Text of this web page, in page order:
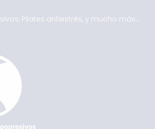
Pilates antiestrés, y mucho más…